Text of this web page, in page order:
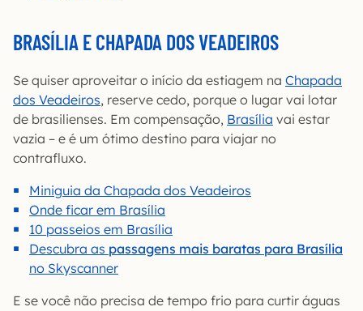
BRASÍLIA E CHAPADA DOS VEADEIROS
Se quiser aproveitar o início da estiagem na Chapada
dos Veadeiros, reserve cedo, porque o lugar vai lotar
de brasilienses. Em compensação, Brasília vai estar
vazia – e é um ótimo destino para viajar no
contrafluxo.
Miniguia da Chapada dos Veadeiros
Onde ficar em Brasília
10 passeios em Brasília
Descubra as passagens mais baratas para Brasília
no Skyscanner
E se você não precisa de tempo frio para curtir águas